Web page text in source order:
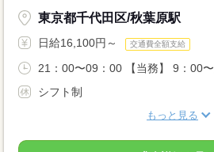
東京都千代田区/秋葉原駅
日給16,100円～ 交通費全額支給
21：00〜09：00 【当務】 9：00〜
シフト制
もっと見る